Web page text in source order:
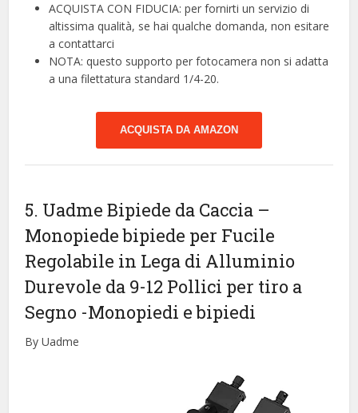
ACQUISTA CON FIDUCIA: per fornirti un servizio di
altissima qualità, se hai qualche domanda, non esitare
a contattarci
NOTA: questo supporto per fotocamera non si adatta
a una filettatura standard 1/4-20.
ACQUISTA DA AMAZON
5. Uadme Bipiede da Caccia –
Monopiede bipiede per Fucile
Regolabile in Lega di Alluminio
Durevole da 9-12 Pollici per tiro a
Segno -Monopiedi e bipiedi
By Uadme